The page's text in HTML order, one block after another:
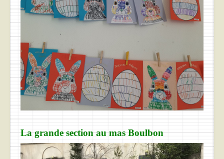
La grande section au mas Boulbon